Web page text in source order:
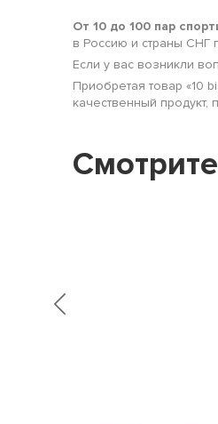
От 10 до 100 пар
в Россию и страны СНГ
Если у вас возникли
Приобретая товар «10
качественный